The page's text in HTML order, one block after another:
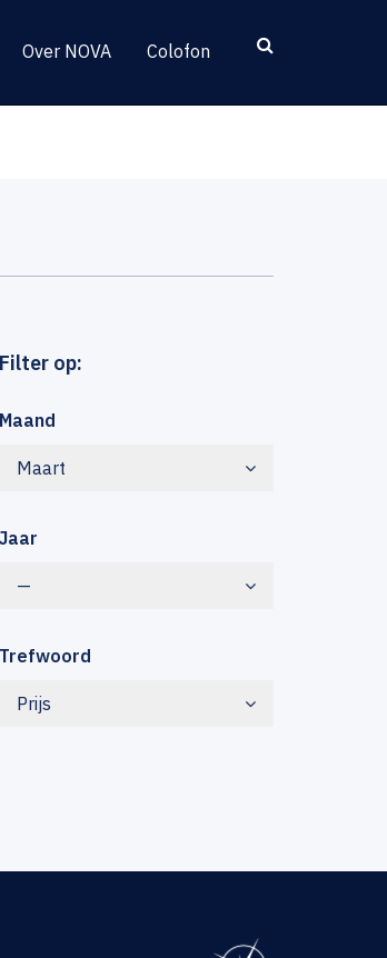
Over NOVA Colofon
Filter op:
Maand
Maart
Jaar
—
Trefwoord
Prijs